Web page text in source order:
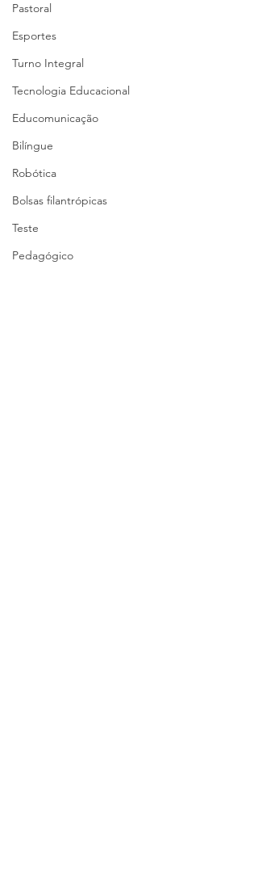
Pastoral
Esportes
Turno Integral
Tecnologia Educacional
Educomunicação
Bilíngue
Robótica
Bolsas filantrópicas
Teste
Pedagógico